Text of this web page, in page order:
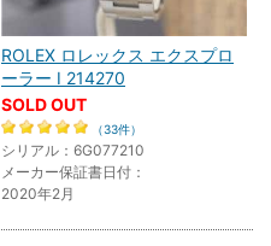
ROLEX ロレックス エクスプロ
ーラー I 214270
SOLD OUT
（33件）
シリアル：6G077210
メーカー保証書日付：
2020年2月